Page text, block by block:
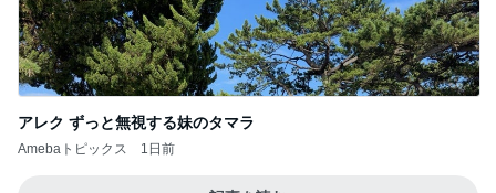
アレク ずっと無視する妹のタマラ
Amebaトピックス 1日前